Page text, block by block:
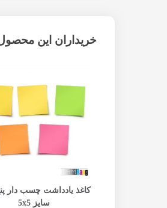
خریداران این
کاغذ یادداشت چسب دار
سایز 5x5